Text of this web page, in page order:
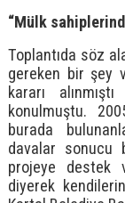
“Mülk
Toplantıda söz
gereken bir şey
kararı
konulmuştu.
burada
davalar sonucu
projeye destek
diyerek